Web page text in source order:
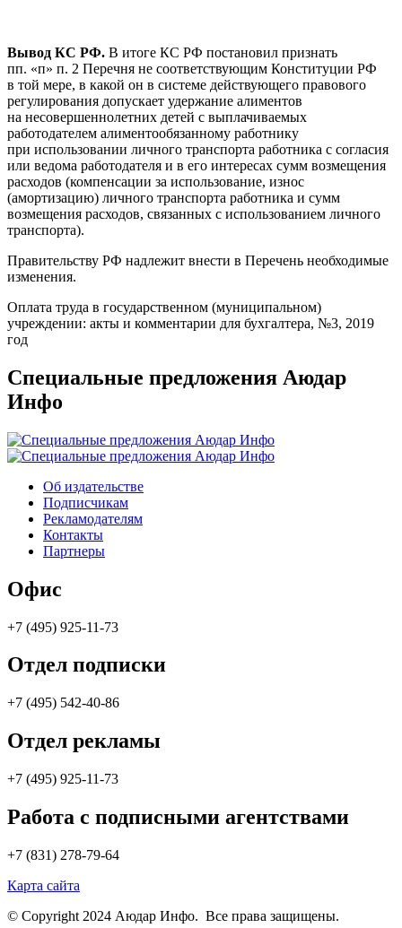
Вывод КС РФ. В итоге КС РФ постановил признать
пп. «п» п. 2 Перечня не соответствующим Конституции РФ
в той мере, в какой он в системе действующего правового
регулирования допускает удержание алиментов
на несовершеннолетних детей с выплачиваемых
работодателем алиментообязанному работнику
при использовании личного транспорта работника с согласия
или ведома работодателя и в его интересах сумм возмещения
расходов (компенсации за использование, износ
(амортизацию) личного транспорта работника и сумм
возмещения расходов, связанных с использованием личного
транспорта).
Правительству РФ надлежит внести в Перечень необходимые
изменения.
Оплата труда в государственном (муниципальном)
учреждении: акты и комментарии для бухгалтера, №3, 2019
год
Специальные предложения Аюдар
Инфо
Об издательстве
Подписчикам
Рекламодателям
Контакты
Партнеры
Офис
+7 (495) 925-11-73
Отдел подписки
+7 (495) 542-40-86
Отдел рекламы
+7 (495) 925-11-73
Работа с подписными агентствами
+7 (831) 278-79-64
Карта сайта
© Copyright 2024 Аюдар Инфо. Все права защищены.